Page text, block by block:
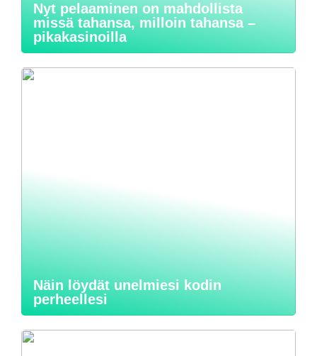
Nyt pelaaminen on mahdollista
missä tahansa, milloin tahansa –
pikakasinoilla
Näin löydät unelmiesi kodin
perheellesi